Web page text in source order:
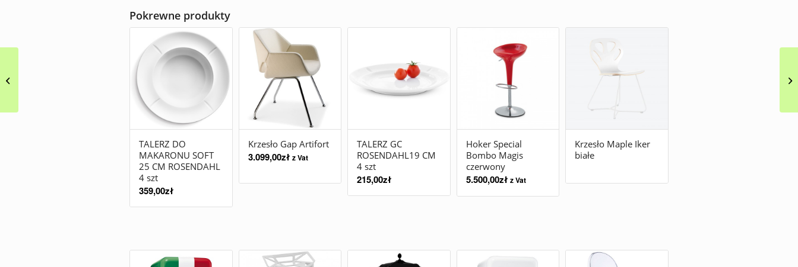
Pokrewne produkty
TALERZ DO
MAKARONU SOFT
25 CM ROSENDAHL
4 szt
359,00zł
Krzesło Gap Artifort
3.099,00zł z Vat
TALERZ GC
ROSENDAHL19 CM
4 szt
215,00zł
Hoker Special
Bombo Magis
czerwony
5.500,00zł z Vat
Krzesło Maple Iker
białe